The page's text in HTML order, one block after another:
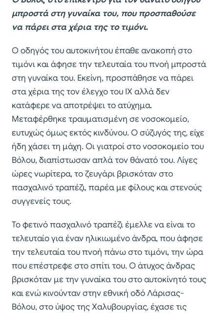
μπροστά στη γυναίκα του, που προσπαθούσε
να πάρει στα χέρια της το τιμόνι.
Ο οδηγός του αυτοκινήτου έπαθε ανακοπή στο
τιμόνι και άφησε την τελευταία του πνοή μπροστά
στη γυναίκα του. Εκείνη, προσπάθησε να πάρει
στα χέρια της τον έλεγχο του ΙΧ αλλά δεν
κατάφερε να αποτρέψει το ατύχημα.
Μεταφέρθηκε τραυματισμένη σε νοσοκομείο,
ευτυχώς όμως εκτός κινδύνου. Ο σύζυγός της, είχε
ήδη χάσει τη μάχη. Οι γιατροί στο νοσοκομείο του
Βόλου, διαπίστωσαν απλά τον θάνατό του. Λίγες
ώρες νωρίτερα, το ζευγάρι βρισκόταν στο
πασχαλινό τραπέζι, παρέα με φίλους και στενούς
συγγενείς τους.
Το φετινό πασχαλινό τραπέζι έμελλε να είναι το
τελευταίο για έναν ηλικιωμένο άνδρα, που άφησε
την τελευταία του πνοή πάνω στο τιμόνι, την ώρα
που επέστρεφε στο σπίτι του. Ο άτυχος άνδρας
βρισκόταν με την γυναίκα του στο αυτοκίνητό τους
και ενώ κινούνταν στην εθνική οδό Λάρισας-
Βόλου, στο ύψος της Χαλυβουργίας, έχασε τις